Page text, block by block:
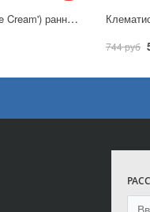
Клематис (сорт 'Blue Ice Cream') раннецветущий
744 руб